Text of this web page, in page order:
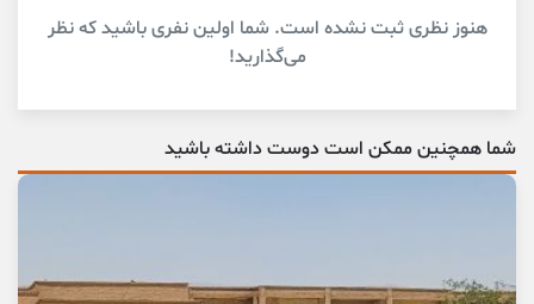
هنوز نظری ثبت نشده است. شما اولین نفری باشید که نظر
می‌گذارید!
شما همچنین ممکن است دوست داشته باشید